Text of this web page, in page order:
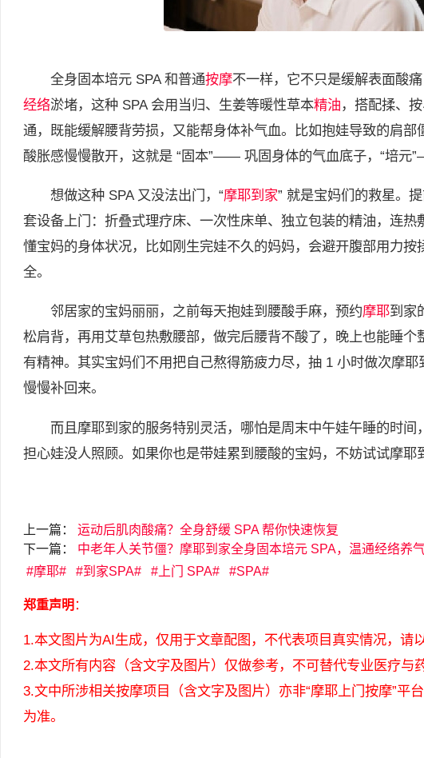
全身固本培元 SPA 和普通按摩不一样，它不只是缓解表面酸
经络淤堵，这种 SPA 会用当归、生姜等暖性草本精油 ，搭配揉、
通，既能缓解腰背劳损，又能帮身体补气血。比如抱娃导致的肩部
酸胀感慢慢散开，这就是 “固本”—— 巩固身体的气血底子，“培元
想做这种 SPA 又没法出门，“摩耶到家” 就是宝妈们的救星。
套设备上门：折叠式理疗床、一次性床单、独立包装的精油，连
懂宝妈的身体状况，比如刚生完娃不久的妈妈，会避开腹部用力
全。
邻居家的宝妈丽丽，之前每天抱娃到腰酸手麻，预约摩耶到家
松肩背，再用艾草包热敷腰部，做完后腰背不酸了，晚上也能睡
有精神。其实宝妈们不用把自己熬得筋疲力尽，抽 1 小时做次摩
慢慢补回来。
而且摩耶到家的服务特别灵活，哪怕是周末中午娃午睡的时间
担心娃没人照顾。如果你也是带娃累到腰酸的宝妈，不妨试试摩耶
上一篇：
运动后肌肉酸痛？全身舒缓 SPA 帮你快速恢复
下一篇：
中老年人关节僵？摩耶到家全身固本培元 SPA，温通经络养
摩耶
到家SPA 上门 SPA SPA
郑重声明 ：
1.本文图片为AI生成，仅用于文章配图，不代表项目真实情况，请
2.本文所有内容（含文字及图片）仅做参考，不可替代专业医疗与
3.文中所涉相关按摩项目（含文字及图片）亦非“摩耶上门按摩”平
为准。